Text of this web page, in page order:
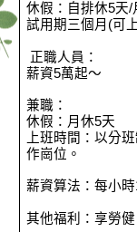
休假：自排休5天/
試用期三個月(可
正職人員：
薪資5萬起～
兼職：
休假：月休5天
上班時間：以分
作崗位。
薪資算法：每小
其他福利：享勞